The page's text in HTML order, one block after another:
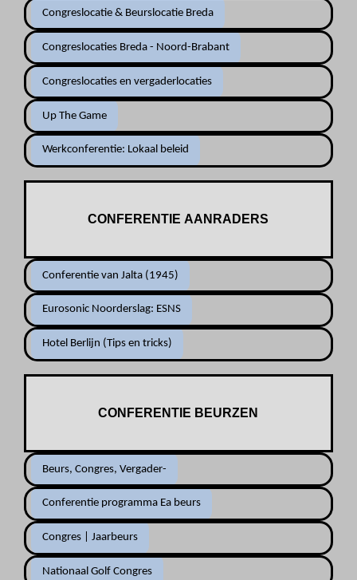
Congreslocatie & Beurslocatie Breda
Congreslocaties Breda - Noord-Brabant
Congreslocaties en vergaderlocaties
Up The Game
Werkconferentie: Lokaal beleid
CONFERENTIE AANRADERS
Conferentie van Jalta (1945)
Eurosonic Noorderslag: ESNS
Hotel Berlijn (Tips en tricks)
CONFERENTIE BEURZEN
Beurs, Congres, Vergader-
Conferentie programma Ea beurs
Congres | Jaarbeurs
Nationaal Golf Congres